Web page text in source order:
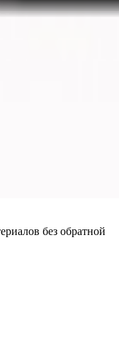
без обратной